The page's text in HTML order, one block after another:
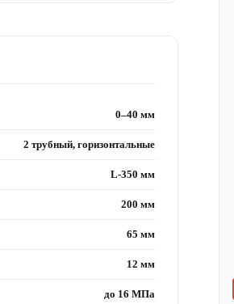
0–40 мм
2 трубный, горизонтальные
L-350 мм
200 мм
65 мм
12 мм
до 16 МПа